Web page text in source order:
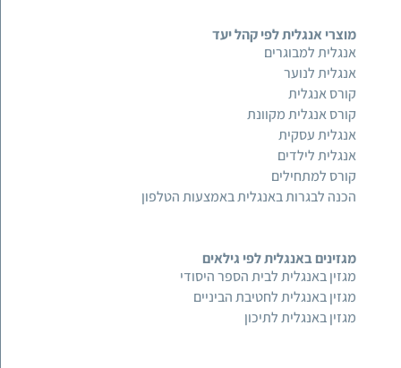
מוצרי אנגלית לפי קהל יעד
אנגלית למבוגרים
אנגלית לנוער
קורס אנגלית
קורס אנגלית מקוונת
אנגלית עסקית
אנגלית לילדים
קורס למתחילים
הכנה לבגרות באנגלית באמצעות הטלפון
מגזינים באנגלית לפי גילאים
מגזין באנגלית לבית הספר היסודי
מגזין באנגלית לחטיבת הביניים
מגזין באנגלית לתיכון